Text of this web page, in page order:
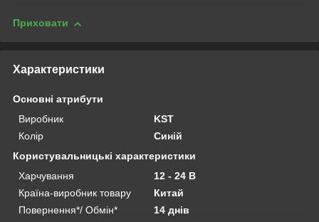
Приховати
Характеристики
Основні атрибути
Виробник
KST
Колір
Синій
Користувальницькі характеристики
Харчування
12 - 24 В
Країна-виробник товару
Китай
Повернення*/ Обмін*
14 днів